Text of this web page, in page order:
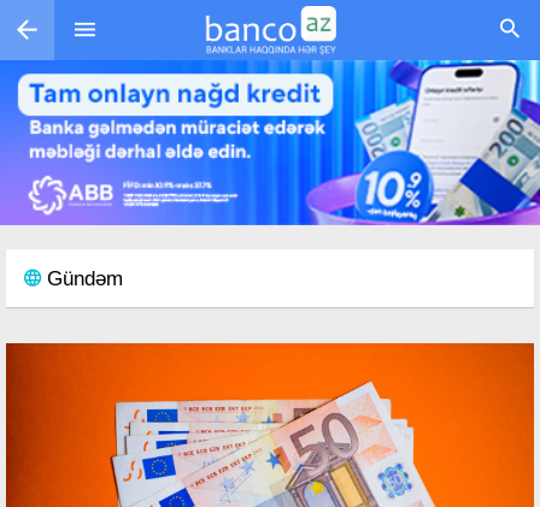
Skip to main content
Gündəm